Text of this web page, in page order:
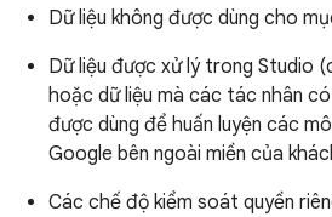
Dữ liệu không được dùng cho
Dữ liệu được xử lý trong Studio
hoặc dữ liệu mà các tác nhân
được dùng để huấn luyện các
Google bên ngoài miền của
Các chế độ kiểm soát quyền